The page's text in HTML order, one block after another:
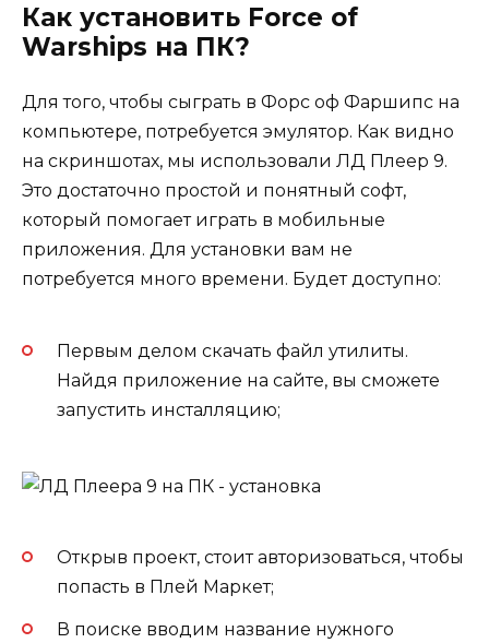
Как установить Force of
Warships на ПК?
Для того, чтобы сыграть в Форс оф Фаршипс на
компьютере, потребуется эмулятор. Как видно
на скриншотах, мы использовали ЛД Плеер 9.
Это достаточно простой и понятный софт,
который помогает играть в мобильные
приложения. Для установки вам не
потребуется много времени. Будет доступно:
Первым делом скачать файл утилиты.
Найдя приложение на сайте, вы сможете
запустить инсталляцию;
Открыв проект, стоит авторизоваться, чтобы
попасть в Плей Маркет;
В поиске вводим название нужного